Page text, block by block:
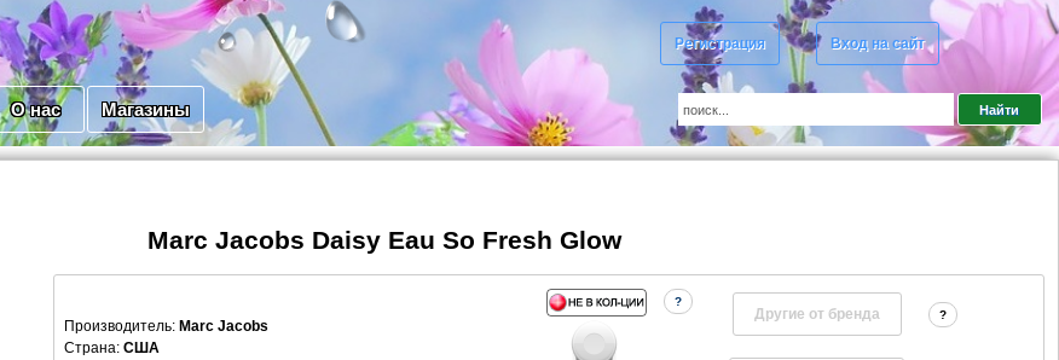
Регистрация Вход на сайт
О нас Магазины
Marc Jacobs Daisy Eau So Fresh Glow
Производитель: Marc Jacobs
Страна: США
?
Другие от бренда ?